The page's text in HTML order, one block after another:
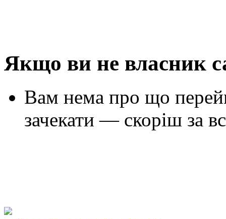
Якщо ви не власник
Вам нема про що
зачекати — скоріш за